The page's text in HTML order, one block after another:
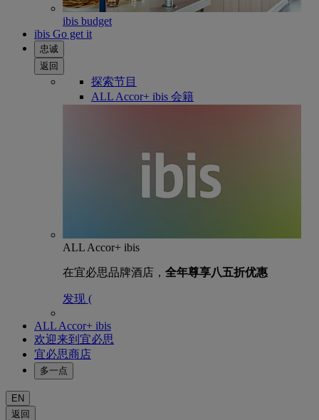
ibis budget
ibis Go get it
忠诚
返回
探索节目
ALL Accor+ ibis 会籍
ALL Accor+ ibis
在宜必思品牌酒店， 全年尊享八五折优惠
发现 (
ALL Accor+ ibis
欢迎来到宜必思
宜必思商店
多一点
EN
返回